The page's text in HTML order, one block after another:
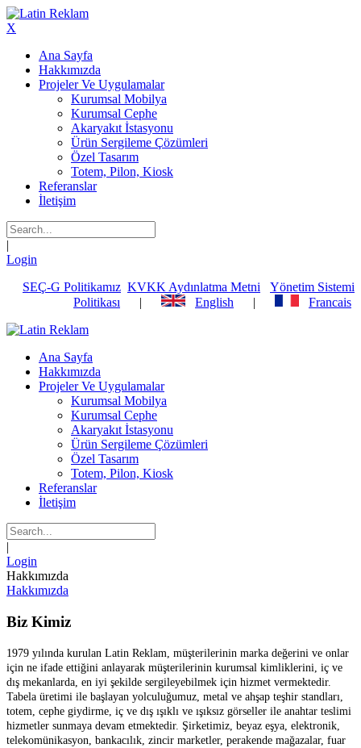
X
Ana Sayfa
Hakkımızda
Projeler Ve Uygulamalar
Kurumsal Mobilya
Kurumsal Cephe
Akaryakıt İstasyonu
Ürün Sergileme Çözümleri
Özel Tasarım
Totem, Pilon, Kiosk
Referanslar
İletişim
|
Login
SEÇ-G Politikamız KVKK Aydınlatma Metni
Yönetim Sistemi
Politikası | English | Francais
Ana Sayfa
Hakkımızda
Projeler Ve Uygulamalar
Kurumsal Mobilya
Kurumsal Cephe
Akaryakıt İstasyonu
Ürün Sergileme Çözümleri
Özel Tasarım
Totem, Pilon, Kiosk
Referanslar
İletişim
|
Login
Hakkımızda
Hakkımızda
Biz Kimiz
1979 yılında kurulan Latin Reklam, müşterilerinin marka değerini ve onlar
için ne ifade ettiğini anlayarak müşterilerinin kurumsal kimliklerini, iç ve
dış mekanlarda, en iyi şekilde sergileyebilmek için hizmet vermektedir.
Tabela üretimi ile başlayan yolculuğumuz, metal ve ahşap teşhir standları,
totem, cephe giydirme, iç ve dış ışıklı ve ışıksız görseller ile anahtar teslimi
hizmetler sunmaya devam etmektedir. Şirketimiz, beyaz eşya, elektronik,
telekomünikasyon, bankacılık, zincir marketler, perakende mağazalar, fuar